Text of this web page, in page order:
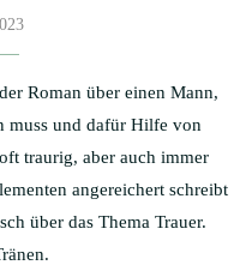
Roman über einen Mann,
muss und dafür Hilfe von
traurig, aber auch immer
angereichert schreibt
über das Thema Trauer.